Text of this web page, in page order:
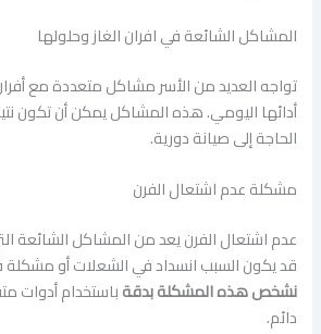
المشاكل الشائعة في افران الغاز وحلولها
تواجه العديد من الأسر مشاكل متعددة مع
أدائها اليومي. هذه المشاكل يمكن أن تكون
الحاجة إلى صيانة دورية.
مشكلة عدم اشتعال الفرن
عدم اشتعال الفرن يعد من المشاكل الشائعة
قد يكون السبب انسداد في الشعلات أو
نشخص هذه المشكلة بدقةباستخدام أدوات
دائم.